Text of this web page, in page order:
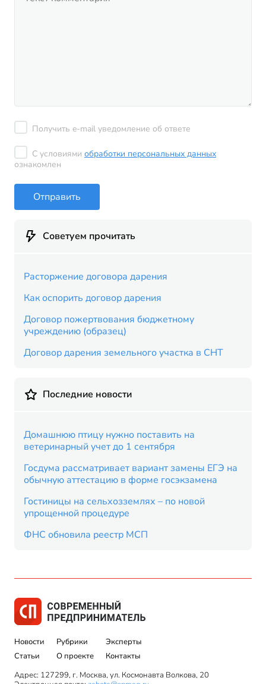
Получить e-mail уведомление об ответе
С условиями обработки персональных данных
ознакомлен
Отправить
Советуем прочитать
Расторжение договора дарения
Как оспорить договор дарения
Договор пожертвования бюджетному
учреждению (образец)
Договор дарения земельного участка в СНТ
Последние новости
Домашнюю птицу нужно поставить на
ветеринарный учет до 1 сентября
Госдума рассматривает вариант замены ЕГЭ на
обычную аттестацию в форме госэкзамена
Гостиницы на сельхозземлях – по новой
упрощенной процедуре
ФНС обновила реестр МСП
Новости
Статьи
Рубрики
О проекте
Эксперты
Контакты
Адрес: 127299, г. Москва, ул. Космонавта Волкова, 20